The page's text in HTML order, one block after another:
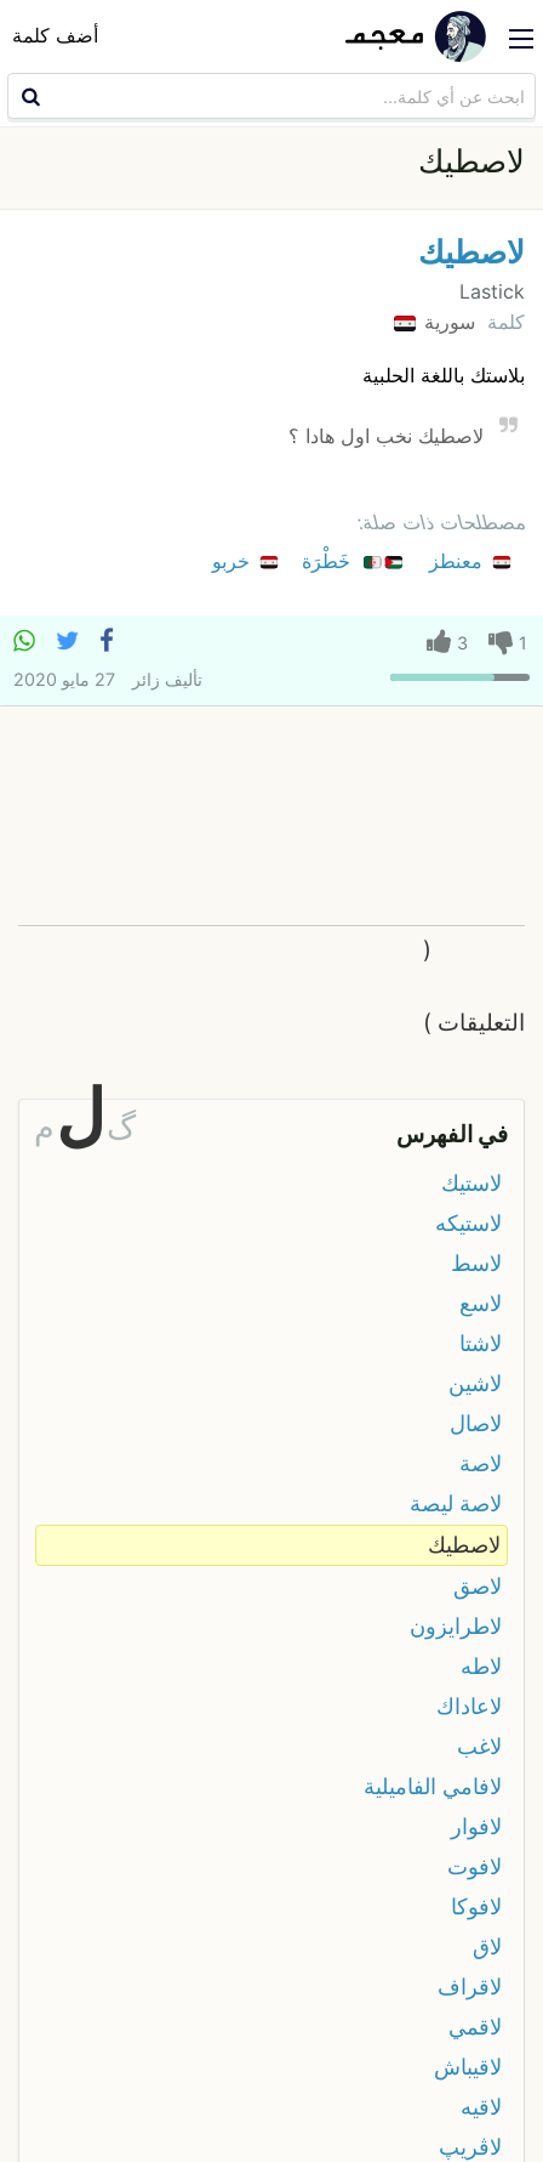
أضف كلمة
لاصطيك
لاصطيك
Lastick
كلمة سورية
بلاستك باللغة الحلبية
لاصطيك نخب اول هادا ؟
مصطلحات ذات صلة:
معنطز
خَطْرَة خربو
1
3
تأليف زائر 27 مايو 2020
التعليقات
(
)
في الفهرس گل م
لاستيك
لاستيكه
لاسط
لاسع
لاشتا
لاشين
لاصال
لاصة
لاصة ليصة
لاصطيك
لاصق
لاطرايزون
لاطه
لاعاداك
لاغب
لافامي الفاميلية
لافوار
لافوت
لافوكا
لاق
لاقراف
لاقمي
لاقيباش
لاقيه
لاڨريپ